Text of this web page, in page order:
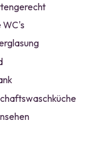
WC's